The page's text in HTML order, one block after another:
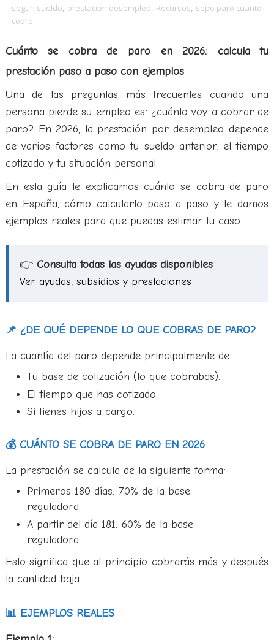
segun sueldo, prestacion desempleo, Recursos, sepe paro cuanto
cobro
Cuánto se cobra de paro en 2026: calcula tu
prestación paso a paso con ejemplos
Una de las preguntas más frecuentes cuando una
persona pierde su empleo es: ¿cuánto voy a cobrar de
paro? En 2026, la prestación por desempleo depende
de varios factores como tu sueldo anterior, el tiempo
cotizado y tu situación personal.
En esta guía te explicamos cuánto se cobra de paro
en España, cómo calcularlo paso a paso y te damos
ejemplos reales para que puedas estimar tu caso.
👉 Consulta todas las ayudas disponibles
Ver ayudas, subsidios y prestaciones
📌 ¿DE QUÉ DEPENDE LO QUE COBRAS DE PARO?
La cuantía del paro depende principalmente de:
Tu base de cotización (lo que cobrabas).
El tiempo que has cotizado.
Si tienes hijos a cargo.
💰 CUÁNTO SE COBRA DE PARO EN 2026
La prestación se calcula de la siguiente forma:
Primeros 180 días: 70% de la base
reguladora.
A partir del día 181: 60% de la base
reguladora.
Esto significa que al principio cobrarás más y después
la cantidad baja.
📊 EJEMPLOS REALES